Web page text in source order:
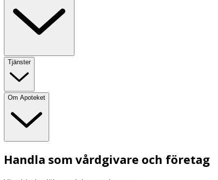
Tjänster
Om Apoteket
Handla som vårdgivare och företag